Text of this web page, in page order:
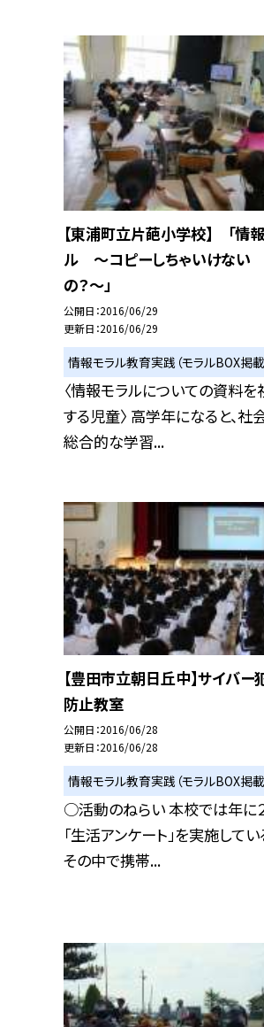
【東浦町立片葩小学校】 「情
ル 〜コピーしちゃいけない
の？〜」
公開日 2016/06/29
更新日 2016/06/29
情報モラル教育実践（モラルBOX掲載
〈情報モラルについての資料を
する児童〉 高学年になると、社
総合的な学習...
【豊田市立朝日丘中】サイバー
防止教室
公開日 2016/06/28
更新日 2016/06/28
情報モラル教育実践（モラルBOX掲載
○活動のねらい 本校では年に
「生活アンケート」を実施してい
その中で携帯...